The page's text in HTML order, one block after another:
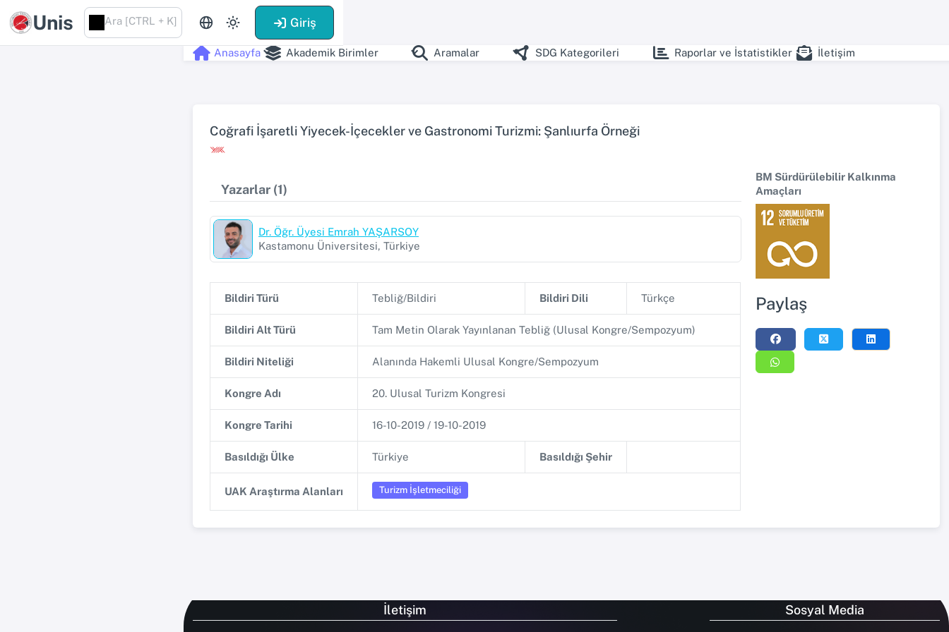
Unis Ara [CTRL + K] Giriş
Anasayfa Akademik Birimler Aramalar SDG Kategorileri Raporlar ve İstatistikler İletişim
Coğrafi İşaretli Yiyecek-İçecekler ve Gastronomi Turizmi: Şanlıurfa Örneği
Yazarlar (1)
Dr. Öğr. Üyesi Emrah YAŞARSOY
Kastamonu Üniversitesi, Türkiye
Bildiri Türü Tebliğ/Bildiri Bildiri Dili Türkçe
Bildiri Alt Türü Tam Metin Olarak Yayınlanan Tebliğ (Ulusal Kongre/Sempozyum)
Bildiri Niteliği Alanında Hakemli Ulusal Kongre/Sempozyum
Kongre Adı 20. Ulusal Turizm Kongresi
Kongre Tarihi 16-10-2019 / 19-10-2019
Basıldığı Ülke Türkiye Basıldığı Şehir
UAK Araştırma Alanları Turizm İşletmeciliği
BM Sürdürülebilir Kalkınma
Amaçları
Paylaş
İletişim Sosyal Media